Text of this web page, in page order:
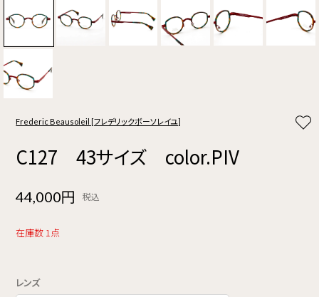
Frederic Beausoleil [フレデリックボーソレイユ]
C127 43サイズ color.PIV
44,000円 税込
在庫数 1点
レンズ